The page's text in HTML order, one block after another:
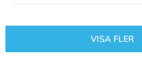
VISA FLER